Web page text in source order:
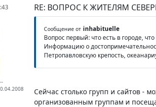
RE: ВОПРОС К ЖИТЕЛЯМ
Сообщение от inhabituelle
Вопрос первый: что есть в городе,
Информацию о
Петропавловскую крепость,
Сейчас столько групп и сайтов -
организованным группам и